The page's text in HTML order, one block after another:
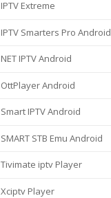
IPTV Extreme
IPTV Smarters Pro Android
NET IPTV Android
OttPlayer Android
Smart IPTV Android
SMART STB Emu Android
Tivimate iptv Player
Xciptv Player